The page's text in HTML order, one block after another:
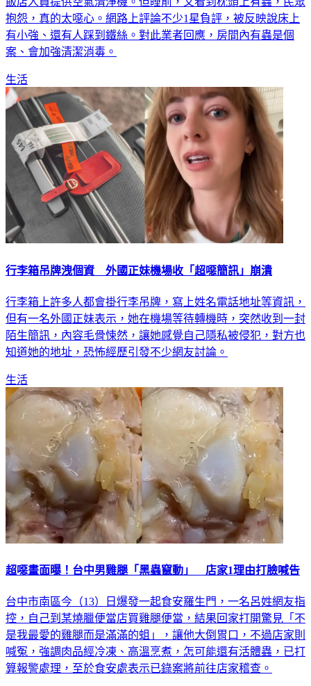
抱怨，真的太噁心。網路上評論不少1星負評，被反映說床上
有小強、還有人踩到鐵絲。對此業者回應，房間內有蟲是個
案、會加強清潔消毒。
生活
行李箱吊牌洩個資 外國正妹機場收「超噁簡訊」崩潰
行李箱上許多人都會掛行李吊牌，寫上姓名電話地址等資訊，
但有一名外國正妹表示，她在機場等待轉機時，突然收到一封
陌生簡訊，內容毛骨悚然，讓她感覺自己隱私被侵犯，對方也
知道她的地址，恐怖經歷引發不少網友討論。
生活
超噁畫面曝！台中男雞腿「黑蟲竄動」 店家1理由打臉喊告
台中市南區今（13）日爆發一起食安羅生門，一名呂姓網友指
控，自己到某燒臘便當店買雞腿便當，結果回家打開驚見「不
是我最愛的雞腿而是滿滿的蛆」，讓他大倒胃口，不過店家則
喊冤，強調肉品經冷凍、高溫烹煮，怎可能還有活體蟲，已打
算報警處理，至於食安處表示已錄案將前往店家稽查。